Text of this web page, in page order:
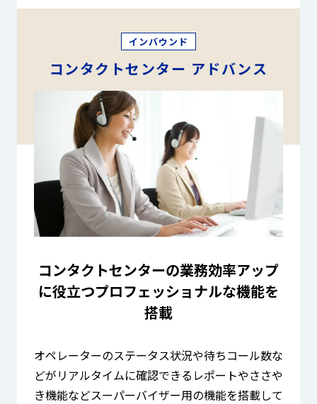
インバウンド
コンタクトセンター アドバンス
コンタクトセンターの業務効率アップ
に役立つプロフェッショナルな機能を
搭載
オペレーターのステータス状況や待ちコール数な
どがリアルタイムに確認できるレポートやささや
き機能などスーパーバイザー用の機能を搭載して